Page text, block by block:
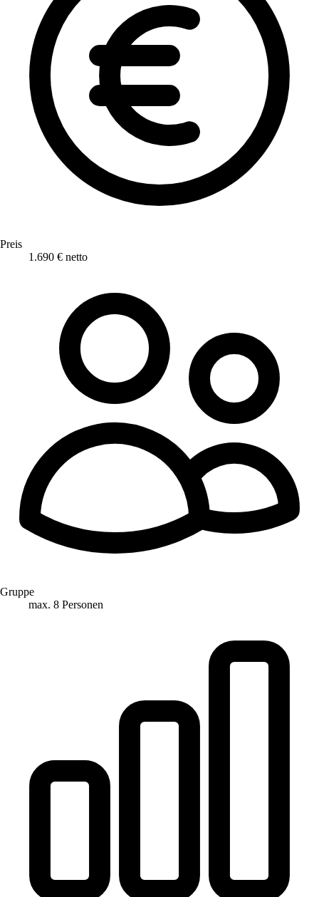
Preis
1.690 € netto
Gruppe
max. 8 Personen